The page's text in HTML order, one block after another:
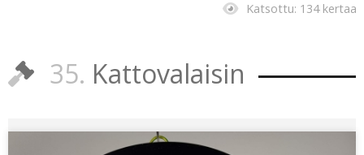
Katsottu: 134 kertaa
35. Kattovalaisin